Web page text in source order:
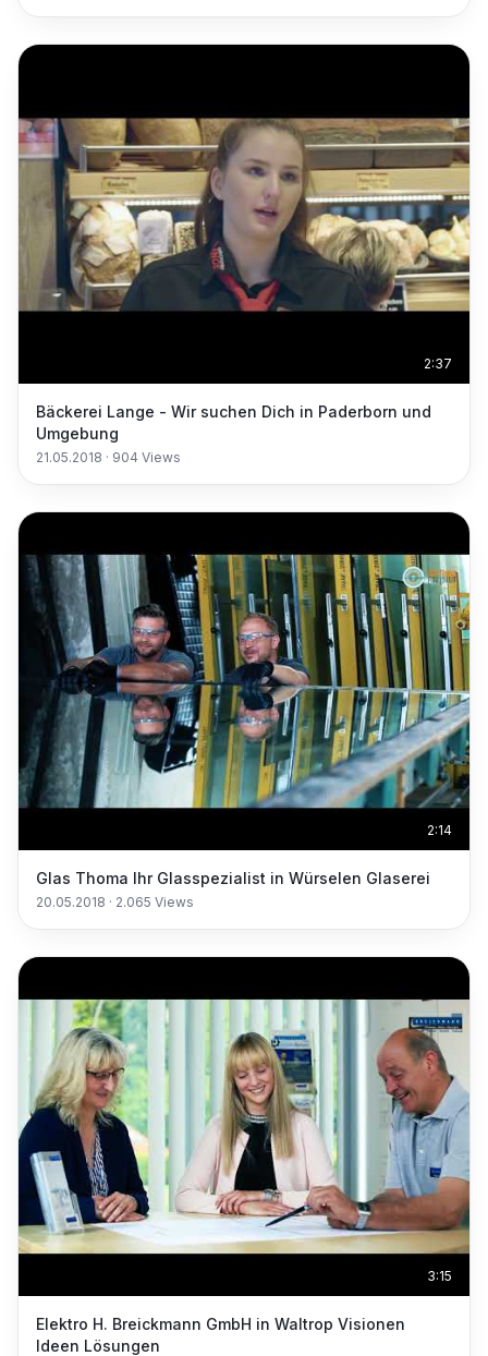
2:37
Bäckerei Lange - Wir suchen Dich in Paderborn und
Umgebung
21.05.2018 · 904 Views
2:14
Glas Thoma Ihr Glasspezialist in Würselen Glaserei
20.05.2018 · 2.065 Views
3:15
Elektro H. Breickmann GmbH in Waltrop Visionen
Ideen Lösungen